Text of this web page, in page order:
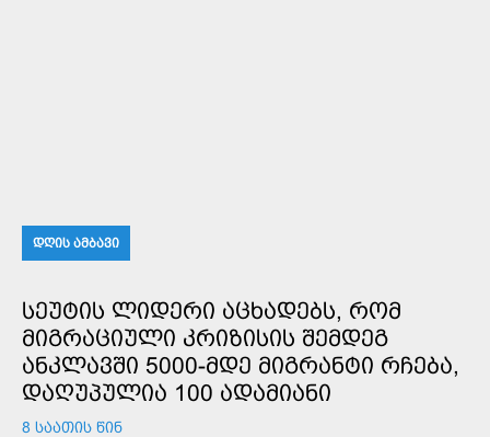
ᲓᲦᲘᲡ ᲐᲛᲑᲐᲕᲘ
ᲡᲔᲣᲢᲘᲡ ᲚᲘᲓᲔᲠᲘ ᲐᲪᲮᲐᲓᲔᲑᲡ, ᲠᲝᲛ
ᲛᲘᲒᲠᲐᲪᲘᲣᲚᲘ ᲙᲠᲘᲖᲘᲡᲘᲡ ᲨᲔᲛᲓᲔᲒ
ᲐᲜᲙᲚᲐᲕᲨᲘ 5000-ᲛᲓᲔ ᲛᲘᲒᲠᲐᲜᲢᲘ ᲠᲩᲔᲑᲐ,
ᲓᲐᲦᲣᲞᲣᲚᲘᲐ 100 ᲐᲓᲐᲛᲘᲐᲜᲘ
8 ᲡᲐᲐᲗᲘᲡ ᲬᲘᲜ